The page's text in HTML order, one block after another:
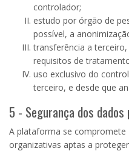
controlador;
estudo por órgão de
possível, a
transferência a
requisitos de
uso exclusivo do
terceiro, e desde que
5 - Segurança dos
A plataforma se compromete
organizativas aptas a